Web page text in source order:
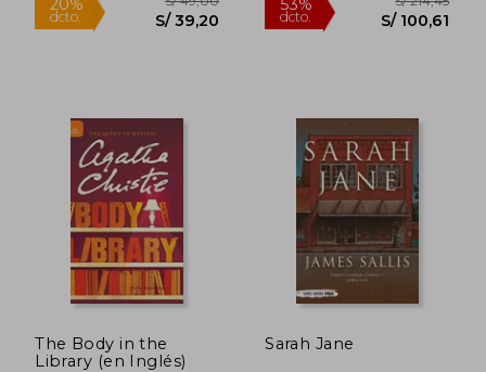
The Body in the
Library (en Inglés)
Sarah Jane